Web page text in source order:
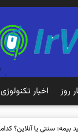
روز اخبار تکنولوژی
بیمه: سنتی